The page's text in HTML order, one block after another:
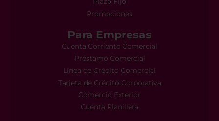
Promociones
Para Empresas
Cuenta Corriente Comercial
Préstamo Comercial
Línea de Crédito Comercial
Tarjeta de Crédito Corporativa
Comercio Exterior
Cuenta Planillera